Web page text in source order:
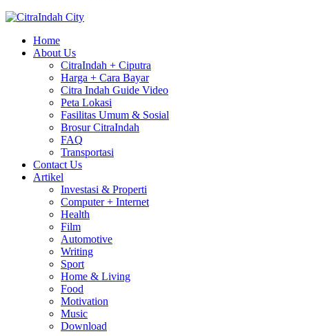
Home
About Us
CitraIndah + Ciputra
Harga + Cara Bayar
Citra Indah Guide Video
Peta Lokasi
Fasilitas Umum & Sosial
Brosur CitraIndah
FAQ
Transportasi
Contact Us
Artikel
Investasi & Properti
Computer + Internet
Health
Film
Automotive
Writing
Sport
Home & Living
Food
Motivation
Music
Download